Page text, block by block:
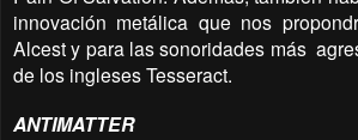
innovación metálica que nos
Alcest y para las sonoridades más
de los ingleses Tesseract.
ANTIMATTER